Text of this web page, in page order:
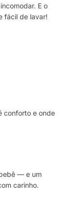
E o
fácil de lavar!
conforto e onde
— e um
carinho.